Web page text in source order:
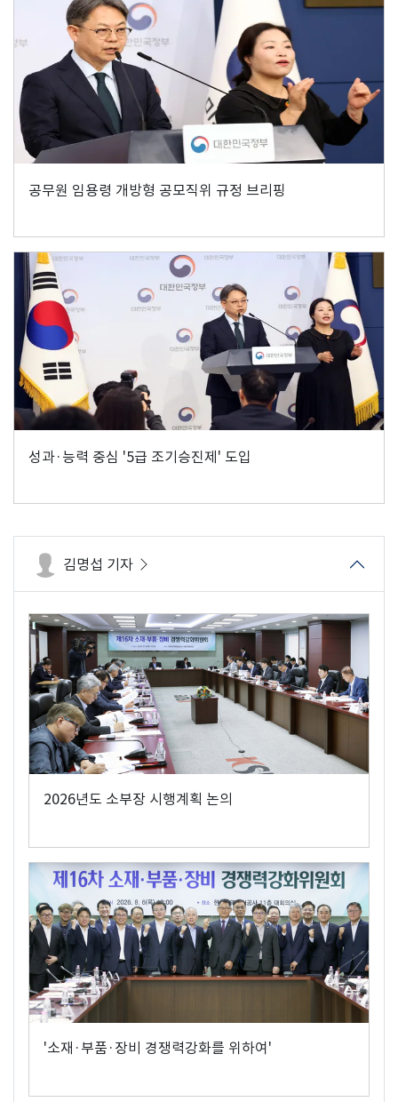
공무원 임용령 개방형 공모직위 규정 브리핑
성과·능력 중심 '5급 조기승진제' 도입
김명섭 기자
2026년도 소부장 시행계획 논의
'소재·부품·장비 경쟁력강화를 위하여'